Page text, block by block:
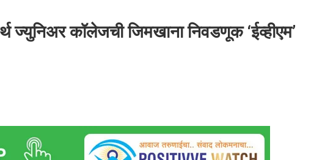
ज्युनिअर कॉलेजची जिमखाना निवडणूक ‘ईव्हीएम’